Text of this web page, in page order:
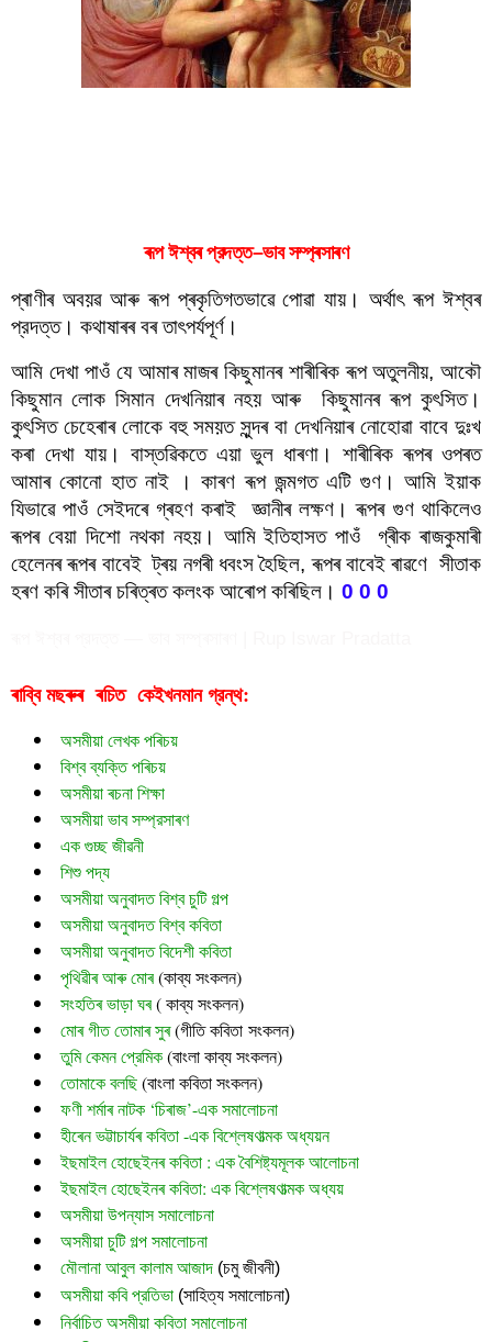
ৰূপ ঈশ্বৰ প্রদত্ত–ভাব সম্প্ৰসাৰণ
প্ৰাণীৰ অবয়ৱ আৰু ৰূপ প্ৰকৃতিগতভাৱে পোৱা যায়। অৰ্থাৎ ৰূপ ঈশ্বৰ
প্রদত্ত। কথাষাৰৰ বৰ তাৎপৰ্যপূৰ্ণ।
আমি দেখা পাওঁ যে আমাৰ মাজৰ কিছুমানৰ শাৰীৰিক ৰূপ অতুলনীয়, আকৌ
কিছুমান লোক সিমান দেখনিয়াৰ নহয় আৰু  কিছুমানৰ ৰূপ কুৎসিত।
কুৎসিত চেহেৰাৰ লোকে বহু সময়ত সুন্দৰ বা দেখনিয়াৰ নোহোৱা বাবে দুঃখ
কৰা দেখা যায়। বাস্তৱিকতে এয়া ভুল ধাৰণা। শাৰীৰিক ৰূপৰ ওপৰত
আমাৰ কোনো হাত নাই । কাৰণ ৰূপ জন্মগত এটি গুণ। আমি ইয়াক
যিভাৱে পাওঁ সেইদৰে গ্ৰহণ কৰাই  জ্ঞানীৰ লক্ষণ। ৰূপৰ গুণ থাকিলেও
ৰূপৰ বেয়া দিশো নথকা নহয়। আমি ইতিহাসত পাওঁ  গ্ৰীক ৰাজকুমাৰী
হেলেনৰ ৰূপৰ বাবেই  ট্ৰয় নগৰী ধবংস হৈছিল, ৰূপৰ বাবেই ৰাৱণে  সীতাক
হৰণ কৰি সীতাৰ চৰিত্ৰত কলংক আৰোপ কৰিছিল। 0 0 0
ৰাব্বি মছৰুৰ  ৰচিত কেইখনমান গ্রন্থ:
অসমীয়া লেখক পৰিচয়
বিশ্ব ব্যক্তি পৰিচয়
অসমীয়া ৰচনা শিক্ষা
অসমীয়া ভাব সম্প্রসাৰণ
এক গুচ্ছ জীৱনী
শিশু পদ্য
অসমীয়া অনুবাদত বিশ্ব চুটি গল্প
অসমীয়া অনুবাদত বিশ্ব কবিতা
অসমীয়া অনুবাদত বিদেশী কবিতা
পৃথিৱীৰ আৰু মোৰ (কাব্য সংকলন)
সংহতিৰ ভাড়া ঘৰ ( কাব্য সংকলন)
মোৰ গীত তোমাৰ সুৰ (গীতি কবিতা সংকলন)
তুমি কেমন প্রেমিক (বাংলা কাব্য সংকলন)
তোমাকে বলছি (বাংলা কবিতা সংকলন)
ফণী শৰ্মাৰ নাটক ‘চিৰাজ’-এক সমালোচনা
হীৰেন ভট্টাচাৰ্যৰ কবিতা -এক বিশ্লেষণাত্মক অধ্যয়ন
ইছমাইল হোছেইনৰ কবিতা : এক বৈশিষ্ট্যমূলক আলোচনা
ইছমাইল হোছেইনৰ কবিতা: এক বিশ্লেষণাত্মক অধ্যয়
অসমীয়া উপন্যাস সমালোচনা
অসমীয়া চুটি গল্প সমালোচনা
মৌলানা আবুল কালাম আজাদ (চমু জীবনী)
অসমীয়া কবি প্রতিভা (সাহিত্য সমালোচনা)
নির্বাচিত অসমীয়া কবিতা সমালোচনা